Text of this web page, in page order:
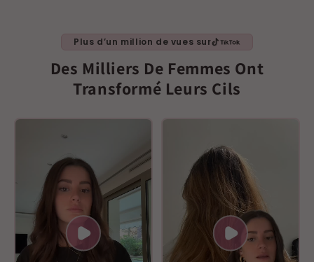
Plus d’un million de vues sur
Des Milliers De Femmes Ont
Transformé Leurs Cils